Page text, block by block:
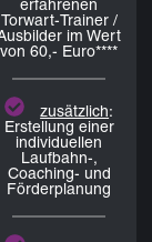
erfahrenen
Torwart-Trainer /
im Wert
von 60,- Euro****
zusätzlich:
Erstellung einer
individuellen
Laufbahn-,
Coaching- und
Förderplanung